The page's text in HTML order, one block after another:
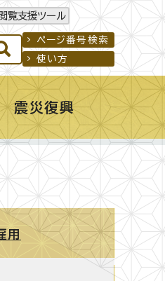
覧支援ツール
ページ番号検索
使い方
震災復興
用